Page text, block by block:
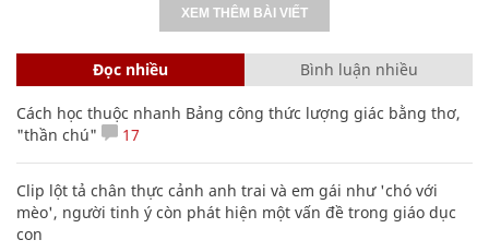
XEM THÊM BÀI VIẾT
Đọc nhiều Bình luận nhiều
Cách học thuộc nhanh Bảng công thức lượng giác bằng thơ,
"thần chú"
17
Clip lột tả chân thực cảnh anh trai và em gái như 'chó với
mèo', người tinh ý còn phát hiện một vấn đề trong giáo dục
con